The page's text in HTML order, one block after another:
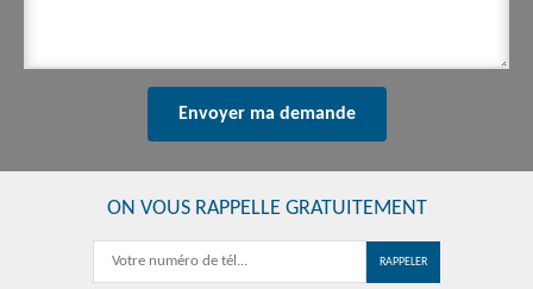
ON VOUS RAPPELLE GRATUITEMENT